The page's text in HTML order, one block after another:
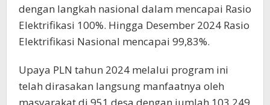
dengan langkah nasional dalam mencapai Rasio
Elektrifikasi 100%. Hingga Desember 2024 Rasio
Elektrifikasi Nasional mencapai 99,83%.
Upaya PLN tahun 2024 melalui program ini
telah dirasakan langsung manfaatnya oleh
masyarakat di 951 desa dengan jumlah 103.249